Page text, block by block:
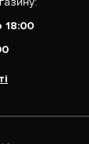
18:00